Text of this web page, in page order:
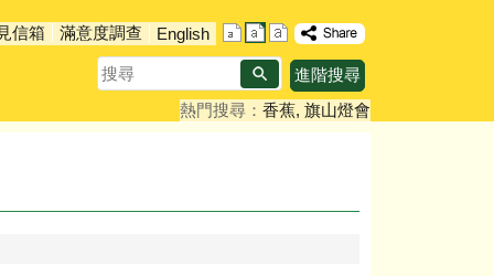
信箱 滿意度調查
English
搜
尋
進階搜尋
熱門搜尋： 香蕉 旗山燈會